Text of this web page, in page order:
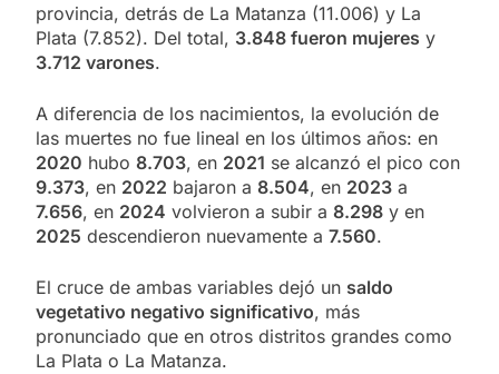
provincia, detrás de La Matanza (11.006) y La
Plata (7.852). Del total, 3.848 fueron mujeres y
3.712 varones.
A diferencia de los nacimientos, la evolución de
las muertes no fue lineal en los últimos años: en
2020 hubo 8.703, en 2021 se alcanzó el pico con
9.373, en 2022 bajaron a 8.504, en 2023 a
7.656, en 2024 volvieron a subir a 8.298 y en
2025 descendieron nuevamente a 7.560.
El cruce de ambas variables dejó un saldo
vegetativo negativo significativo, más
pronunciado que en otros distritos grandes como
La Plata o La Matanza.